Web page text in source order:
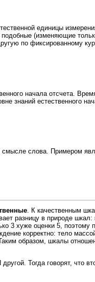
единицы
(изменяющие
по фиксированному
начала отсчета.
знаний естественного
слова. Примером
. К качественным
разницу в природе
3 хуже оценки 5, поэтому
корректно: тело
образом, шкалы
Тогда говорят, что